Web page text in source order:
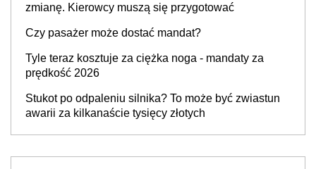
zmianę. Kierowcy muszą się przygotować
Czy pasażer może dostać mandat?
Tyle teraz kosztuje za ciężka noga - mandaty za
prędkość 2026
Stukot po odpaleniu silnika? To może być zwiastun
awarii za kilkanaście tysięcy złotych